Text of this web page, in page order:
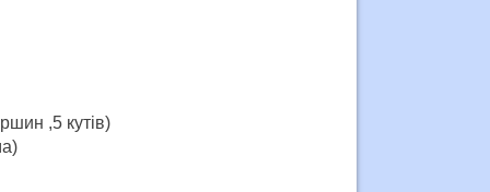
,5 кутів)